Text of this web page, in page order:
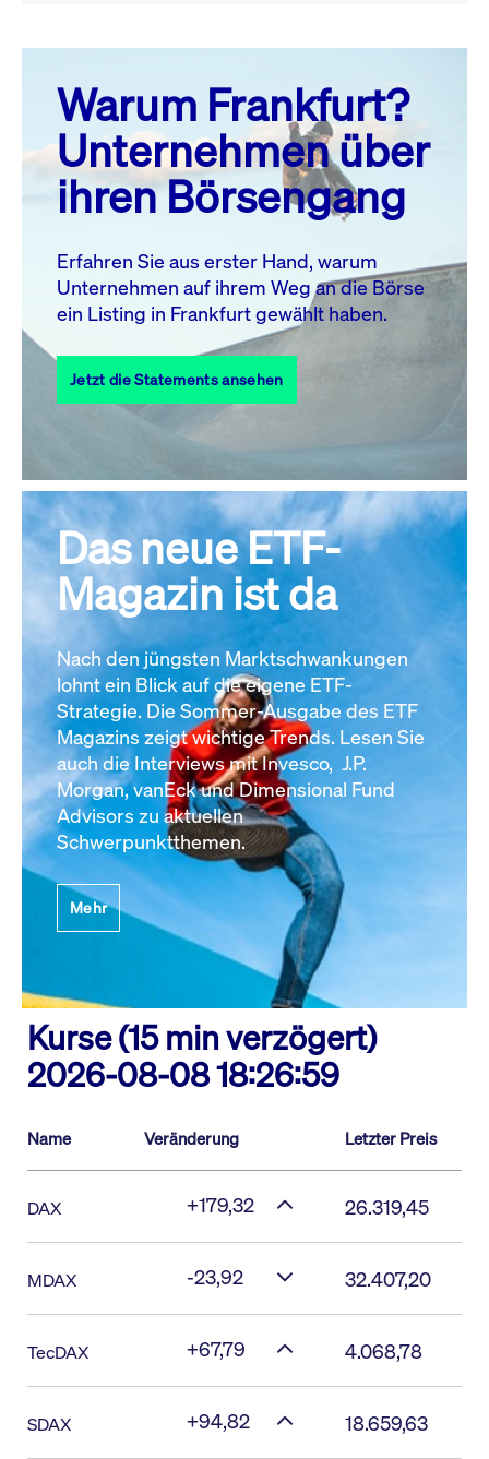
August 26
MO. DI. MI. DO. FR. SA. SO.
1
2
3
4 5 6 7 8
10 11 13 14
17
18 19 20 21 22
23
27 28
31
Alle Events
Warum Frankfurt?
Unternehmen über
ihren Börsengang
Erfahren Sie aus erster Hand, warum
Unternehmen auf ihrem Weg an die Börse
ein Listing in Frankfurt gewählt haben.
Jetzt die Statements ansehen
Das neue ETF-
Magazin ist da
Nach den jüngsten Marktschwankungen
lohnt ein Blick auf die eigene ETF-
Strategie. Die Sommer-Ausgabe des ETF
Magazins zeigt wichtige Trends. Lesen Sie
auch die Interviews mit Invesco, J.P.
Morgan, vanEck und Dimensional Fund
Advisors zu aktuellen
Schwerpunktthemen.
Mehr
Kurse (15 min verzögert)
2026-08-08 18:26:59
Name Veränderung Letzter Preis
DAX +179,32 26.319,45
MDAX -23,92 32.407,20
TecDAX +67,79 4.068,78
SDAX +94,82 18.659,63